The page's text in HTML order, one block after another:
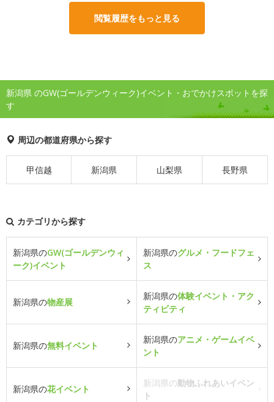
閲覧履歴をもっと見る
新潟県 のGW(ゴールデンウィーク)イベント・おでかけスポットを探
す
周辺の都道府県から探す
甲信越 新潟県 山梨県 長野県
カテゴリから探す
新潟県のGW(ゴールデンウィ
ーク)イベント
新潟県のグルメ・フードフェ
ス
新潟県の物産展
新潟県の体験イベント・アク
ティビティ
新潟県の無料イベント
新潟県のアニメ・ゲームイベ
ント
新潟県の花イベント
新潟県の動物ふれあいイベン
ト